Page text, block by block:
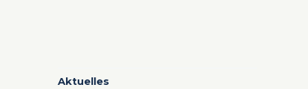
Aktuelles